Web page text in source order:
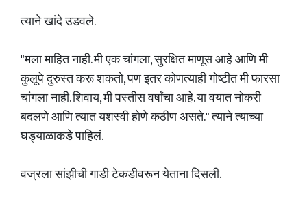
त्याने खांदे उडवले.
"मला माहित नाही. मी एक चांगला, सुरक्षित माणूस आहे आणि मी
कुलूपे दुरुस्त करू शकतो, पण इतर कोणत्याही गोष्टीत मी फारसा
चांगला नाही. शिवाय, मी पस्तीस वर्षांचा आहे. या वयात नोकरी
बदलणे आणि त्यात यशस्वी होणे कठीण असते." त्याने त्याच्या
घड्याळाकडे पाहिलं.
वज्रला सांझीची गाडी टेकडीवरून येताना दिसली.